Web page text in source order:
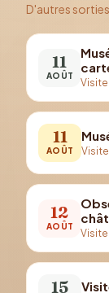
D'autres
11
AOÛT
11
AOÛT
12
AOÛT
15